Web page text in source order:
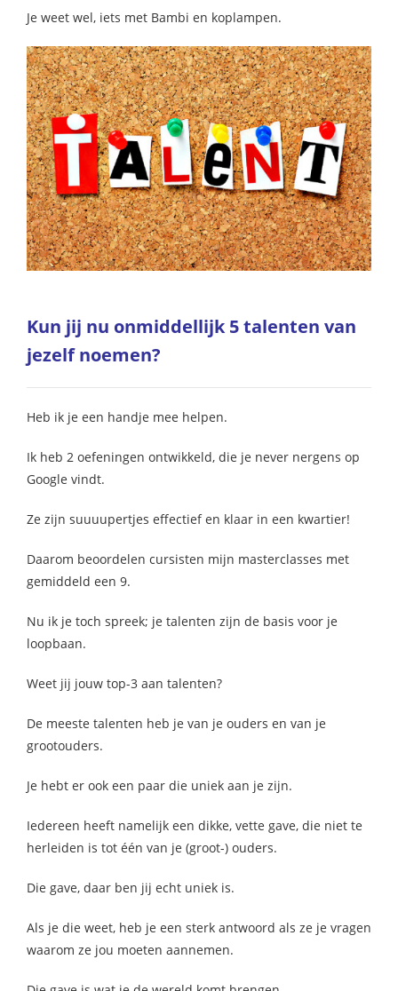
Je weet wel, iets met Bambi en koplampen.
Kun jij nu onmiddellijk 5 talenten van
jezelf noemen?
Heb ik je een handje mee helpen.
Ik heb 2 oefeningen ontwikkeld, die je never nergens op
Google vindt.
Ze zijn suuuupertjes effectief en klaar in een kwartier!
Daarom beoordelen cursisten mijn masterclasses met
gemiddeld een 9.
Nu ik je toch spreek; je talenten zijn de basis voor je
loopbaan.
Weet jij jouw top-3 aan talenten?
De meeste talenten heb je van je ouders en van je
grootouders.
Je hebt er ook een paar die uniek aan je zijn.
Iedereen heeft namelijk een dikke, vette gave, die niet te
herleiden is tot één van je (groot-) ouders.
Die gave, daar ben jij echt uniek is.
Als je die weet, heb je een sterk antwoord als ze je vragen
waarom ze jou moeten aannemen.